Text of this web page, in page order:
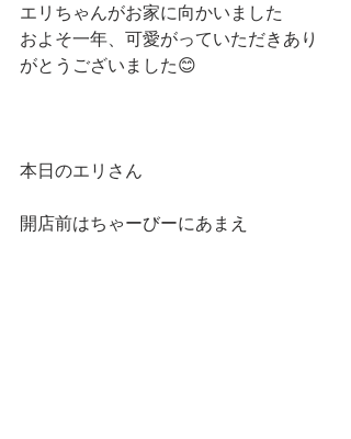
エリちゃんがお家に向かいました
およそ一年、可愛がっていただきあり
がとうございました😊
本日のエリさん
開店前はちゃーびーにあまえ